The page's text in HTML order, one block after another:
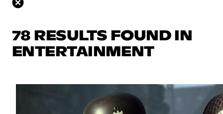
78 RESULTS FOUND IN
ENTERTAINMENT